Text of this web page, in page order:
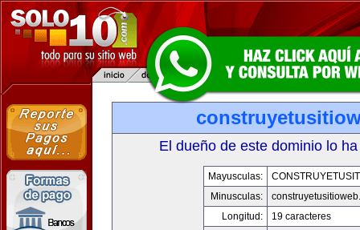
El dueño de este dominio lo
Mayusculas:
Minusculas:
Longitud:
19 caracteres